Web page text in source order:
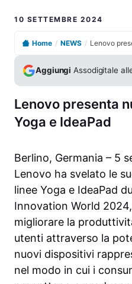
10 SETTEMBRE 2024
Home / NEWS /
Aggiungi Assodigitale
Lenovo presenta
Yoga e IdeaPad
Berlino, Germania – 5
Lenovo ha svelato le
linee Yoga e IdeaPad
Innovation World
migliorare la
utenti attraverso la
nuovi dispositivi
nel modo in cui i